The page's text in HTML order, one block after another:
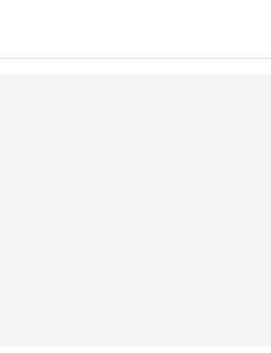
OPINIÓN EXTRAS